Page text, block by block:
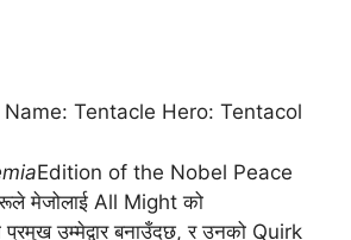
Name: Tentacle Hero: Tentacol
Edition of the Nobel Peace
मेजोलाई All Might को
प्रमुख उम्मेद्वार बनाउँदछ, र उनको Quirk